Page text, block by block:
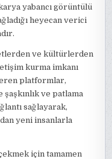
yabancı görüntülü
heyecan verici
ve kültürlerden
kurma imkanı
platformlar,
şaşkınlık ve patlama
sağlayarak,
yeni insanlarla
için tamamen